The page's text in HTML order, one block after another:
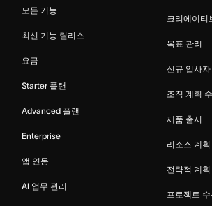
모든 기능
최신 기능 릴리스
요금
Starter 플랜
Advanced 플랜
Enterprise
앱 연동
AI 업무 관리
크리에이티
목표 관리
신규 입사자
조직 계획
제품 출시
리소스 계획
전략적 계획
프로젝트 수